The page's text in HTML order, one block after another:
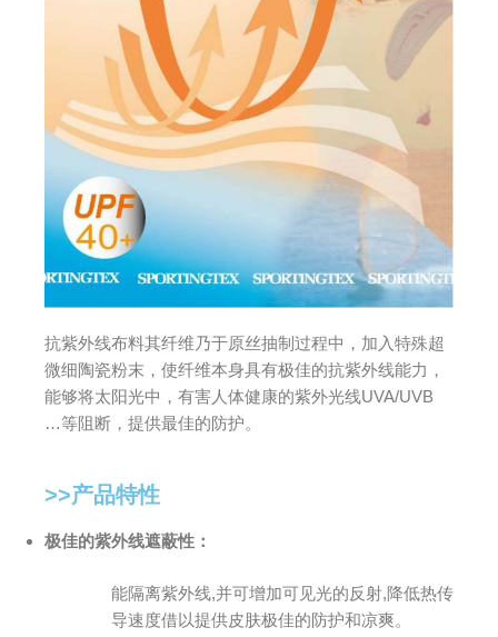
抗紫外线布料其纤维乃于原丝抽制过程中，加入特殊超
微细陶瓷粉末，使纤维本身具有极佳的抗紫外线能力，
能够将太阳光中，有害人体健康的紫外光线UVA/UVB
…等阻断，提供最佳的防护。
>>产品特性
极佳的紫外线遮蔽性：
能隔离紫外线,并可增加可见光的反射,降低热传
导速度借以提供皮肤极佳的防护和凉爽。